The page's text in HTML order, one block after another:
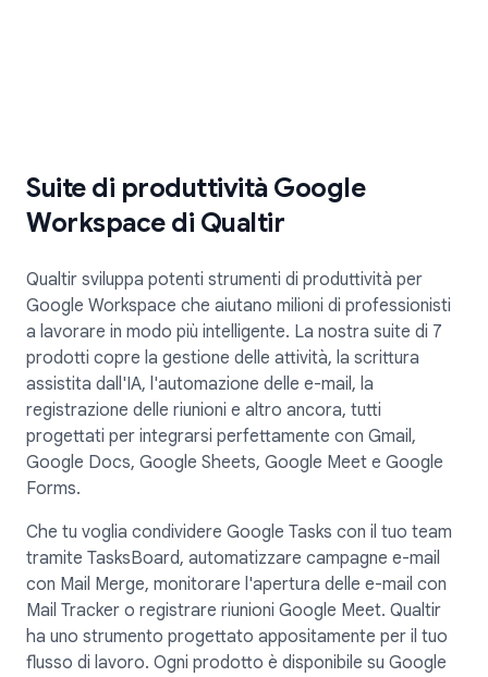
Suite di produttività Google
Workspace di Qualtir
Qualtir sviluppa potenti strumenti di produttività per
Google Workspace che aiutano milioni di professionisti
a lavorare in modo più intelligente. La nostra suite di 7
prodotti copre la gestione delle attività, la scrittura
assistita dall'IA, l'automazione delle e-mail, la
registrazione delle riunioni e altro ancora, tutti
progettati per integrarsi perfettamente con Gmail,
Google Docs, Google Sheets, Google Meet e Google
Forms.
Che tu voglia condividere Google Tasks con il tuo team
tramite TasksBoard, automatizzare campagne e-mail
con Mail Merge, monitorare l'apertura delle e-mail con
Mail Tracker o registrare riunioni Google Meet. Qualtir
ha uno strumento progettato appositamente per il tuo
flusso di lavoro. Ogni prodotto è disponibile su Google